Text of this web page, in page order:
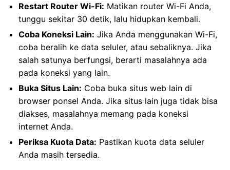
Restart Router Wi-Fi: Matikan router Wi-Fi Anda,
tunggu sekitar 30 detik, lalu hidupkan kembali.
Coba Koneksi Lain: Jika Anda menggunakan Wi-Fi,
coba beralih ke data seluler, atau sebaliknya. Jika
salah satunya berfungsi, berarti masalahnya ada
pada koneksi yang lain.
Buka Situs Lain: Coba buka situs web lain di
browser ponsel Anda. Jika situs lain juga tidak bisa
diakses, masalahnya memang pada koneksi
internet Anda.
Periksa Kuota Data: Pastikan kuota data seluler
Anda masih tersedia.